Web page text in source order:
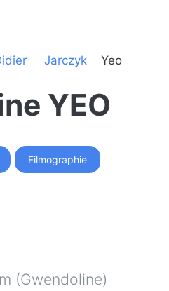
Jarczyk Yeo
YEO
Filmographie
(Gwendoline)